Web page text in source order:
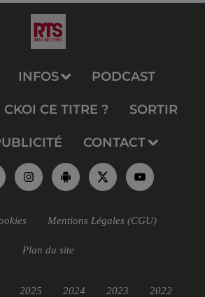
INFOS PODCAST
CKOI CE TITRE ? SORTIR
CONTACT
Mentions Légales (CGU)
Plan du site
2025 2024 2023 2022